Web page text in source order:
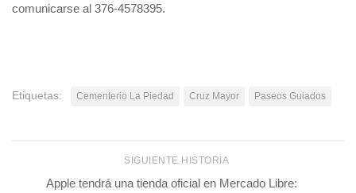
comunicarse al 376-4578395.
Etiquetas: Cementerio La Piedad Cruz Mayor Paseos Guiados
SIGUIENTE HISTORIA
Apple tendrá una tienda oficial en Mercado Libre: